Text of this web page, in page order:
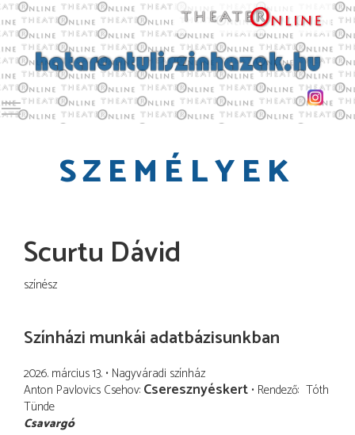
Toggle main menu visibility
SZEMÉLYEK
Scurtu Dávid
színész
Színházi munkái adatbázisunkban
2026. március 13. Nagyváradi színház
Anton Pavlovics Csehov Cseresznyéskert Rendező Tóth
Tünde
Csavargó